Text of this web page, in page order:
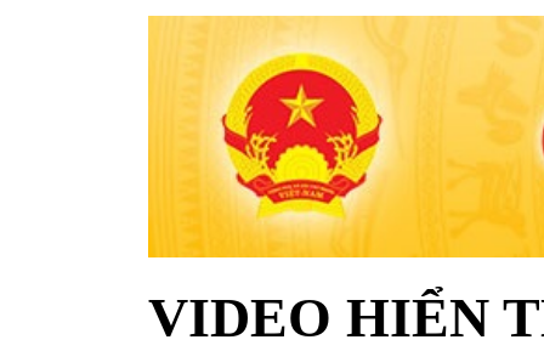
VIDEO HIỂN